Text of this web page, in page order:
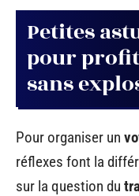
Petites
pour
sans
Pour organiser un
réflexes font la
sur la question du